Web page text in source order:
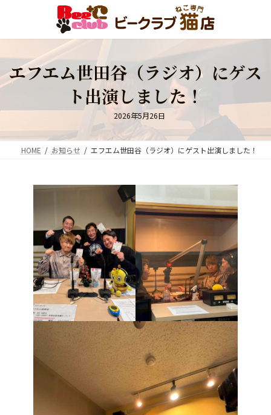
ン
ス
キ
プ
ー
ン
に
動
エフエム世田谷（ラジオ）にゲス
ト出演しました！
2026年5月26日
HOME お知らせ エフエム世田谷（ラジオ）にゲスト出演しました！